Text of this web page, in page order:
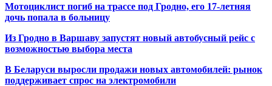
Мотоциклист погиб на трассе под Гродно, его 17-летняя
дочь попала в больницу
Из Гродно в Варшаву запустят новый автобусный рейс с
возможностью выбора места
В Беларуси выросли продажи новых автомобилей: рынок
поддерживает спрос на электромобили